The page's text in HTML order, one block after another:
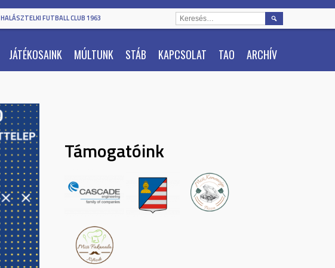
HALÁSZTELKI FUTBALL CLUB 1963
JÁTÉKOSAINK MÚLTUNK STÁB KAPCSOLAT TAO ARCHÍV
KERESÉS:
Támogatóink